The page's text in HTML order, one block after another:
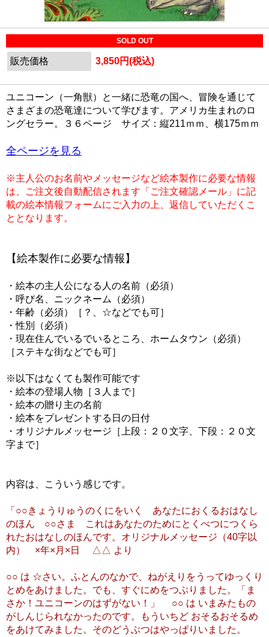
SOLD OUT
販売価格 3,850円(税込)
ユニコーン（一角獣）と一緒に恐竜の国へ、冒険を通じて
さまざまの恐竜達について学びます。アメリカ生まれのロ
ングセラー。３６ページ サイズ：縦211ｍｍ、横175ｍｍ
全ページを見る
※主人公のお名前やメッセージなど絵本製作に必要な情報
は、ご注文後自動配信されます「ご注文確認メール」に記
載の絵本情報フォームにご入力の上、返信していただくこ
ととなります。
【絵本製作に必要な情報】
・絵本の主人公になる人の名前（必須）
・呼び名、ニックネーム（必須）
・年齢（必須）［？、☆などでも可］
・性別（必須）
・現在住んでいるでいるところ、ホームタウン（必須）
［ステキな街などでも可］
※以下はなくても製作可能です
・絵本の登場人物［３人まで］
・絵本の贈り主の名前
・絵本をプレゼントする日の日付
・オリジナルメッセージ［上段：２０文字、下段：２０文
字まで］
内容は、こういう感じです。
「○○きょうりゅうのくにをいく あなたにおくるおはなし
のほん ○○さま これはあなたのためにとくべつにつくら
れたおはなしのほんです。オリジナルメッセージ（40字以
内） ×年×月×日 △△ より
○○ は ☆さい。ふとんのなかで、ねがえりをうってゆっくり
とめをあけました。でも、すぐにめをつぶりました。「ま
さか！ユニコーンのはずがない！」 ○○ は いまみたもの
がしんじられなかったのです。もういちど おそるおそるめ
をあけてみました。そのどうぶつはやっぱりいました。